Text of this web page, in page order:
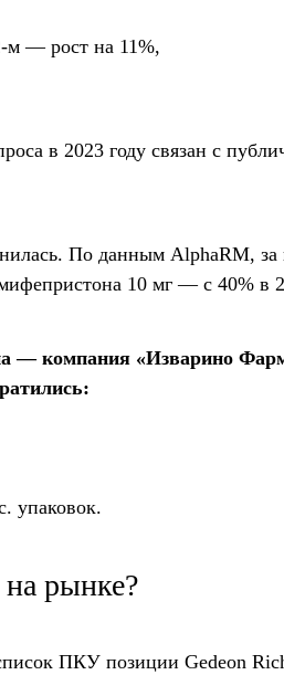
м — рост на 11%,
в 2023 году связан с
По данным AlphaRM,
10 мг — с 40% в
— компания «Изварино
упаковок.
рынке?
ПКУ позиции Gedeon